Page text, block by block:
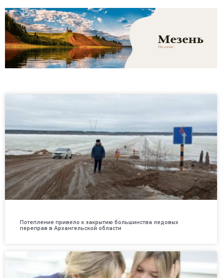
Потепление привело к закрытию большинства ледовых
переправ в Архангельской области